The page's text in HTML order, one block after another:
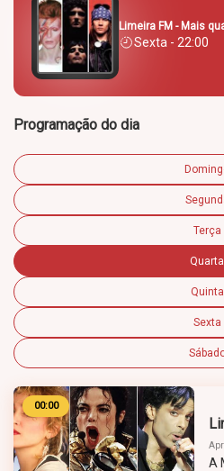
Limeira FM - Mais
Sexta - 22:00
Programação do dia
Terça
Quarta
Quinta
Sexta
00:00
A